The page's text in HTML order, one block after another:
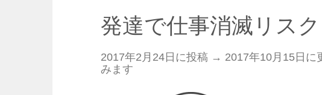
発達で仕事消滅リス
2017年2月24日に投稿 → 2017年10月15日 に
みます